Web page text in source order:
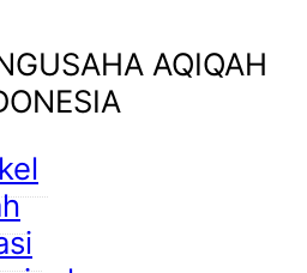
AQIQAH